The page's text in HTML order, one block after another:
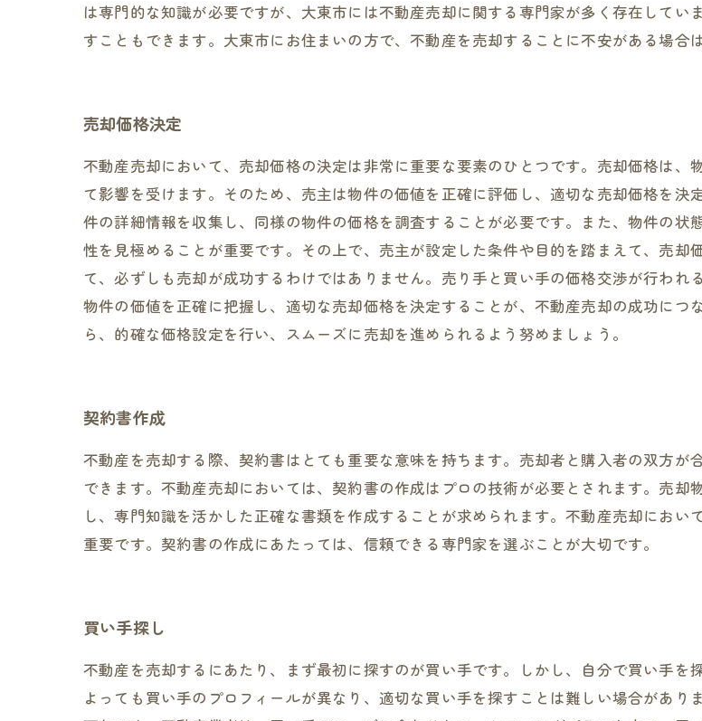
は専門的な知識が必要ですが、大東市には不動産売却に関する専門家が多く存在して
すこともできます。大東市にお住まいの方で、不動産を売却することに不安がある場合
売却価格決定
不動産売却において、売却価格の決定は非常に重要な要素のひとつです。売却価格は
て影響を受けます。そのため、売主は物件の価値を正確に評価し、適切な売却価格を
件の詳細情報を収集し、同様の物件の価格を調査することが必要です。また、物件の
性を見極めることが重要です。その上で、売主が設定した条件や目的を踏まえて、売
て、必ずしも売却が成功するわけではありません。売り手と買い手の価格交渉が行われ
物件の価値を正確に把握し、適切な売却価格を決定することが、不動産売却の成功に
ら、的確な価格設定を行い、スムーズに売却を進められるよう努めましょう。
契約書作成
不動産を売却する際、契約書はとても重要な意味を持ちます。売却者と購入者の双方
できます。不動産売却においては、契約書の作成はプロの技術が必要とされます。売
し、専門知識を活かした正確な書類を作成することが求められます。不動産売却にお
重要です。契約書の作成にあたっては、信頼できる専門家を選ぶことが大切です。
買い手探し
不動産を売却するにあたり、まず最初に探すのが買い手です。しかし、自分で買い手
よっても買い手のプロフィールが異なり、適切な買い手を探すことは難しい場合があ